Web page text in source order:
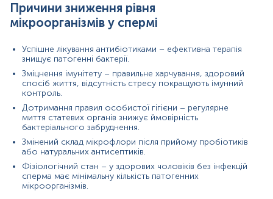
бактерій.
Мікробіологія
Вивчення резистентних штамів бактерій у спермі.
Оцінка ефективності сучасних антибактеріальних
препаратів.
Фактори, що можуть вплинути на результати аналізу
1. Неправильна підготовка до аналізу
Недотримання стерильності при заборі сперми.
Прийом антибіотиків за кілька днів до
дослідження.
2. Зовнішнє забруднення
Контакт сперми з неконтрольованими
Причини зниження рівня
мікроорганізмів у спермі
Успішне лікування антибіотиками – ефективна терапія
знищує патогенні бактерії.
Зміцнення імунітету – правильне харчування, здоровий
спосіб життя, відсутність стресу покращують імунний
контроль.
Дотримання правил особистої гігієни – регулярне
миття статевих органів знижує ймовірність
бактеріального забруднення.
Змінений склад мікрофлори після прийому пробіотиків
або натуральних антисептиків.
Фізіологічний стан – у здорових чоловіків без інфекцій
сперма має мінімальну кількість патогенних
мікроорганізмів.